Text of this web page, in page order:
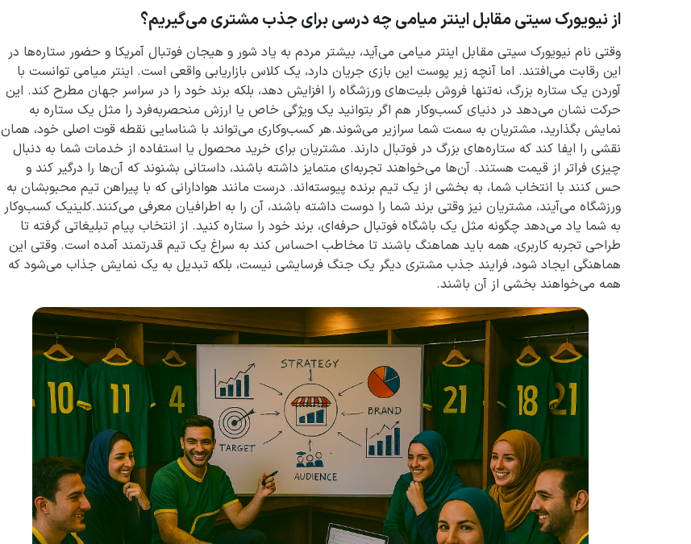
از نیویورک سیتی مقابل اینتر میامی چه درسی برای جذب مشتری می‌گیریم؟
وقتی نام نیویورک سیتی مقابل اینتر میامی می‌آید، بیشتر مردم به یاد شور و هیجان فوتبال آمریکا و حضور ستاره‌ها در
این رقابت می‌افتند. اما آنچه زیر پوست این بازی جریان دارد، یک کلاس بازاریابی واقعی است. اینتر میامی توانست با
آوردن یک ستاره بزرگ، نه‌تنها فروش بلیت‌های ورزشگاه را افزایش دهد، بلکه برند خود را در سراسر جهان مطرح کند. این
حرکت نشان می‌دهد در دنیای کسب‌وکار هم اگر بتوانید یک ویژگی خاص یا ارزش منحصربه‌فرد را مثل یک ستاره به
نمایش بگذارید، مشتریان به سمت شما سرازیر می‌شوند.هر کسب‌وکاری می‌تواند با شناسایی نقطه قوت اصلی خود، همان
نقشی را ایفا کند که ستاره‌های بزرگ در فوتبال دارند. مشتریان برای خرید محصول یا استفاده از خدمات شما به دنبال
چیزی فراتر از قیمت هستند. آن‌ها می‌خواهند تجربه‌ای متمایز داشته باشند، داستانی بشنوند که آن‌ها را درگیر کند و
حس کنند با انتخاب شما، به بخشی از یک تیم برنده پیوسته‌اند. درست مانند هوادارانی که با پیراهن تیم محبوبشان به
ورزشگاه می‌آیند، مشتریان نیز وقتی برند شما را دوست داشته باشند، آن را به اطرافیان معرفی می‌کنند.کلینیک کسب‌وکار
به شما یاد می‌دهد چگونه مثل یک باشگاه فوتبال حرفه‌ای، برند خود را ستاره کنید. از انتخاب پیام تبلیغاتی گرفته تا
طراحی تجربه کاربری، همه باید هماهنگ باشند تا مخاطب احساس کند به سراغ یک تیم قدرتمند آمده است. وقتی این
هماهنگی ایجاد شود، فرایند جذب مشتری دیگر یک جنگ فرسایشی نیست، بلکه تبدیل به یک نمایش جذاب می‌شود که
همه می‌خواهند بخشی از آن باشند.